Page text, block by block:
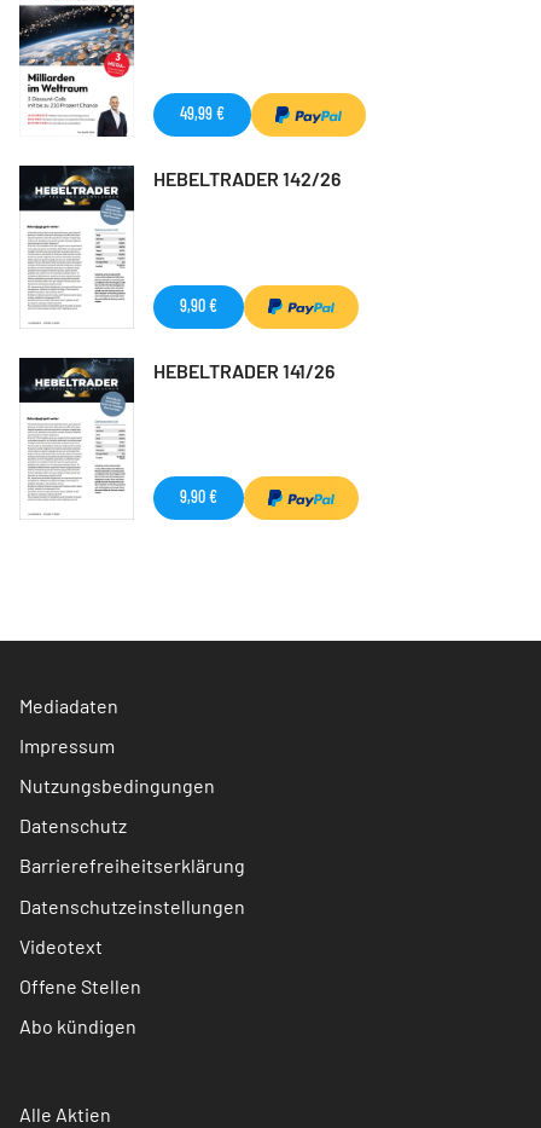
49,99 €
HEBELTRADER 142/26
9,90 €
HEBELTRADER 141/26
9,90 €
Mediadaten
Impressum
Nutzungsbedingungen
Datenschutz
Barrierefreiheitserklärung
Datenschutzeinstellungen
Videotext
Offene Stellen
Abo kündigen
Alle Aktien